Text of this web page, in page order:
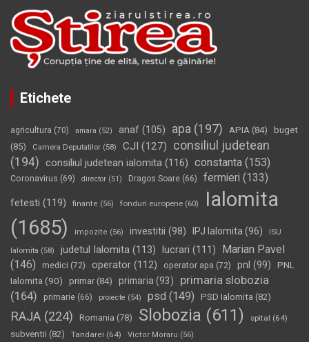
Etichete
agricultura (70) amara (52) anaf (105) apa (197) APIA (84)
buget
(85)
Camera Deputatilor (58) CJI (127)
consiliul judetean
(194) consiliul judetean ialomita (116) constanta (153)
Coronavirus (69) director (51) Dragos Soare (66) fermieri (133)
fetesti (119) finante (56) fonduri europene (60)
Ialomita
(1685)
impozite (56) investitii (98) IPJ Ialomita (96) ISU
Ialomita (58) judetul Ialomita (113) lucrari (111)
Marian Pavel
(146)
medici (72) operator (112) operator apa (72) pnl (99)
PNL
Ialomita (90) primar(84) primaria (93)
primaria slobozia
(164)
primarie (66) proiecte (54) psd (149) PSD Ialomita (82)
RAJA (224) Romania (78) Slobozia (611) spital (64)
subventii (82) Tandarei (64) Victor Moraru (56)